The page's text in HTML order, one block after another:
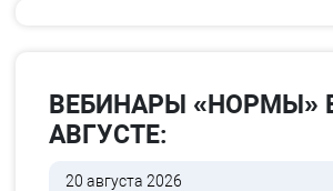
ВЕБИНАРЫ «НОРМЫ»
АВГУСТЕ:
20 августа 2026